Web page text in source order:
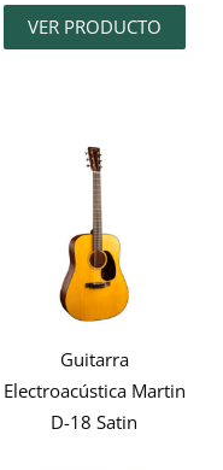
VER PRODUCTO
Guitarra
Electroacústica Martin
D-18 Satin